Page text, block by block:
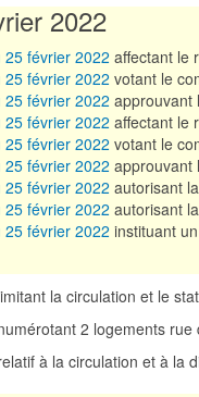
2022
février 2022 affectant le
février 2022 votant le
février 2022 approuvant
février 2022 affectant le
février 2022 votant le
février 2022 approuvant
février 2022 autorisant
février 2022 autorisant
février 2022 instituant
la circulation et le
2 logements rue
à la circulation et à la